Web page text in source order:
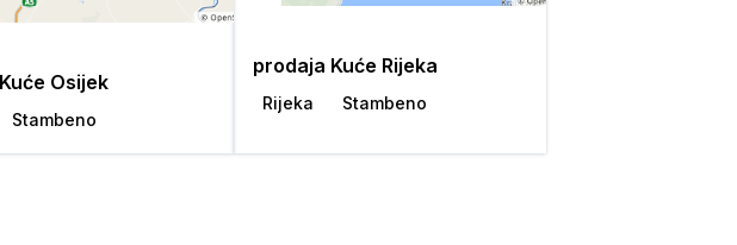
Osijek
Stambeno
prodaja Kuće Rijeka
Rijeka Stambeno